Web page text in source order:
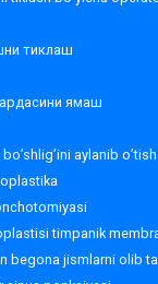
тиклаш
ямаш
aylanib o’tish
timpanik
begona jismlarni olib